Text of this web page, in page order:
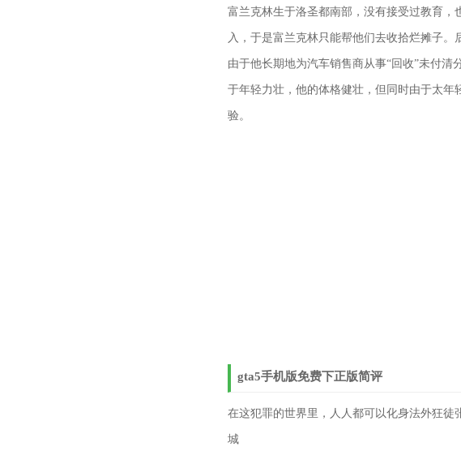
富兰克林生于洛圣都南部，没有接受过教育
入，于是富兰克林只能帮他们去收拾烂摊子。
由于他长期地为汽车销售商从事“回收”未付
于年轻力壮，他的体格健壮，但同时由于太
验。
gta5手机版免费下正版简评
在这犯罪的世界里，人人都可以化身法外狂
城